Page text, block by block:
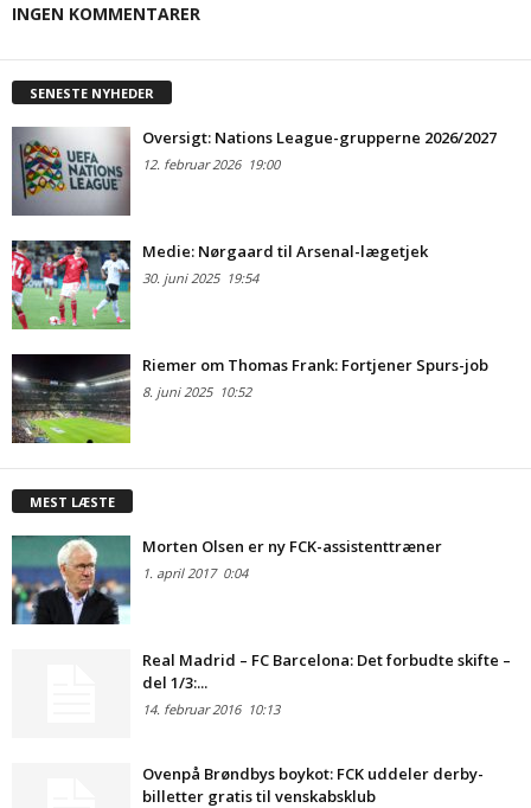
INGEN KOMMENTARER
SENESTE NYHEDER
Oversigt: Nations League-grupperne 2026/2027
12. februar 202619:00
Medie: Nørgaard til Arsenal-lægetjek
30. juni 202519:54
Riemer om Thomas Frank: Fortjener Spurs-job
8. juni 202510:52
MEST LÆSTE
Morten Olsen er ny FCK-assistenttræner
1. april 20170:04
Real Madrid – FC Barcelona: Det forbudte skifte –
del 1/3:...
14. februar 201610:13
Ovenpå Brøndbys boykot: FCK uddeler derby-
billetter gratis til venskabsklub